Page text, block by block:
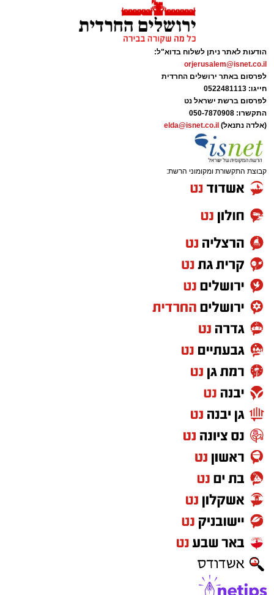
הודעות לאתר ניתן לשלוח בדוא"ל:
orjerusalem@isnet.co.il
לפרסום באתר ירושלים החרדית
חייגו: 0522481113
לפרסום ברשת ישראל נט
התקשרו: 050-7870908
(אלדה נתנאל) elda@isnet.co.il
קבוצת התקשורת ומקומוני הרשת: